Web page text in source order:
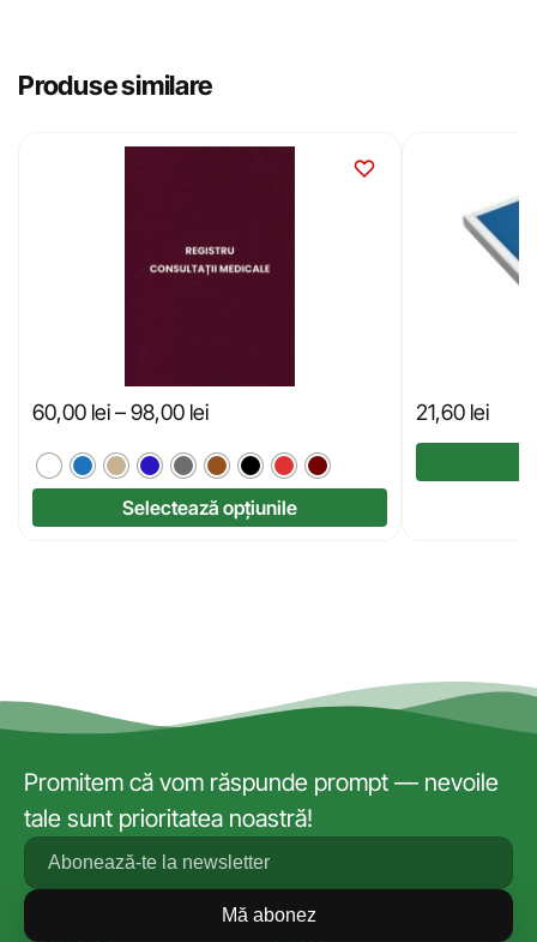
Produse similare
60,00 lei–98,00 lei
Selectează opțiunile
21,60 lei
Promitem că vom răspunde prompt — nevoile
tale sunt prioritatea noastră!
Mă abonez